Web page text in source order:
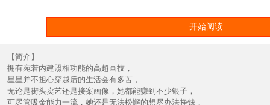
开始阅读
【简介】
拥有宛若内建照相功能的高超画技，
星星并不担心穿越后的生活会有多苦，
无论是街头卖艺还是接案画像，她都能赚到不少银子，
可尽管吸金能力一流，她还是无法松懈的想尽办法挣钱，